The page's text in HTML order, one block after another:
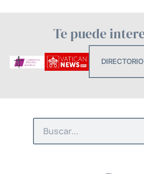
Te puede